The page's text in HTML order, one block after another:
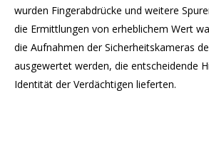
wurden Fingerabdrücke und weitere
die Ermittlungen von erheblichem Wert
die Aufnahmen der Sicherheitskameras
ausgewertet werden, die entscheidende
Identität der Verdächtigen lieferten.